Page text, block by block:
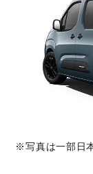
※写真は一部日